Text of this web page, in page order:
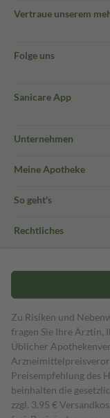
Vertraue unserem
Folge uns
Sanicare App
Unternehmen
Meine Apotheke
So geht's
Rechtliches
Zu Risiken und
fragen Sie Ihre Ärztin,
Üblicher
Preisempfehlung des
beinhalten die
zzgl. 3,95 €